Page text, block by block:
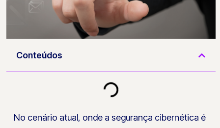
Conteúdos
No cenário atual, onde a segurança cibernética é